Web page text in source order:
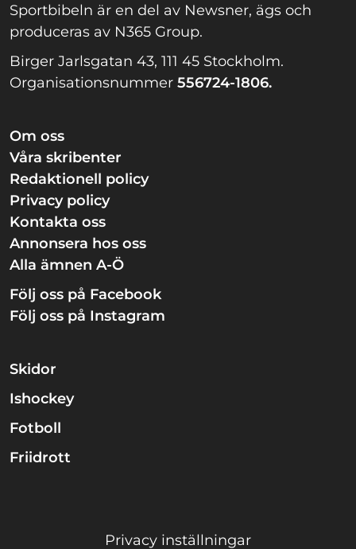
Sportbibeln är en del av Newsner, ägs och
produceras av N365 Group.
Birger Jarlsgatan 43, 111 45 Stockholm.
Organisationsnummer 556724-1806.
Om oss
Våra skribenter
Redaktionell policy
Privacy policy
Kontakta oss
Annonsera hos oss
Alla ämnen A-Ö
Följ oss på Facebook
Följ oss på Instagram
Skidor
Ishockey
Fotboll
Friidrott
Privacy inställningar